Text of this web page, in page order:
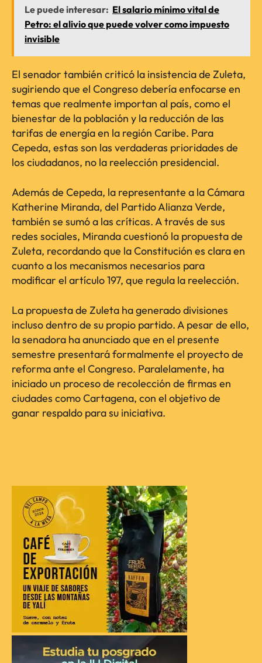
Le puede interesar: El salario mínimo vital de
Petro: el alivio que puede volver como impuesto
invisible
El senador también criticó la insistencia de Zuleta,
sugiriendo que el Congreso debería enfocarse en
temas que realmente importan al país, como el
bienestar de la población y la reducción de las
tarifas de energía en la región Caribe. Para
Cepeda, estas son las verdaderas prioridades de
los ciudadanos, no la reelección presidencial.
Además de Cepeda, la representante a la Cámara
Katherine Miranda, del Partido Alianza Verde,
también se sumó a las críticas. A través de sus
redes sociales, Miranda cuestionó la propuesta de
Zuleta, recordando que la Constitución es clara en
cuanto a los mecanismos necesarios para
modificar el artículo 197, que regula la reelección.
La propuesta de Zuleta ha generado divisiones
incluso dentro de su propio partido. A pesar de ello,
la senadora ha anunciado que en el presente
semestre presentará formalmente el proyecto de
reforma ante el Congreso. Paralelamente, ha
iniciado un proceso de recolección de firmas en
ciudades como Cartagena, con el objetivo de
ganar respaldo para su iniciativa.